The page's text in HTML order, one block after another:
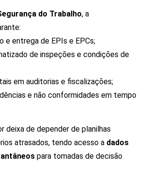
do Trabalho, a
e entrega de EPIs e EPCs;
de inspeções e condições de
em auditorias e fiscalizações;
e não conformidades em tempo
deixa de depender de planilhas
atrasados, tendo acesso a dados
para tomadas de decisão